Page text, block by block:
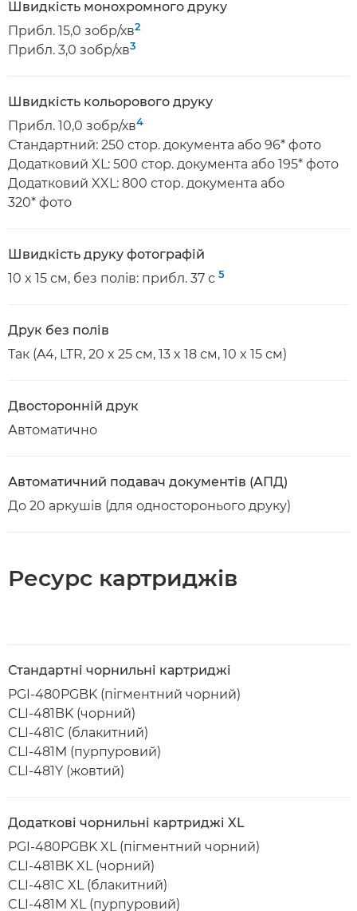
Швидкість монохромного друку
Прибл. 15,0 зобр/хв2
Прибл. 3,0 зобр/хв3
Швидкість кольорового друку
Прибл. 10,0 зобр/хв4
Стандартний: 250 стор. документа або 96* фото
Додатковий XL: 500 стор. документа або 195* фото
Додатковий XXL: 800 стор. документа або
320* фото
Швидкість друку фотографій
10 x 15 см, без полів: прибл. 37 с 5
Друк без полів
Так (A4, LTR, 20 x 25 см, 13 x 18 см, 10 x 15 см)
Двосторонній друк
Автоматично
Автоматичний подавач документів (АПД)
До 20 аркушів (для односторонього друку)
Ресурс картриджів
Стандартні чорнильні картриджі
PGI-480PGBK (пігментний чорний)
CLI-481BK (чорний)
CLI-481C (блакитний)
CLI-481M (пурпуровий)
CLI-481Y (жовтий)
Додаткові чорнильні картриджі XL
PGI-480PGBK XL (пігментний чорний)
CLI-481BK XL (чорний)
CLI-481C XL (блакитний)
CLI-481M XL (пурпуровий)